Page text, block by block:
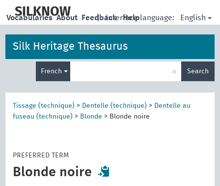
main
SILKNOW | Interface language: English
Vocabularies About Feedback Help
Silk Heritage Thesaurus
French × Search
Tissage (technique) > Dentelle (technique) > Dentelle au
fuseau (technique) > Blonde > Blonde noire
PREFERRED TERM
Blonde noire